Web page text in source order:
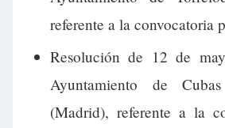
referente a la convocatoria
Resolución de 12 de
Ayuntamiento de
(Madrid), referente a la